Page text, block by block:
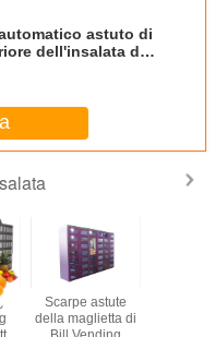
astuto di
dell'insalata del
Scarpe astute
della maglietta di